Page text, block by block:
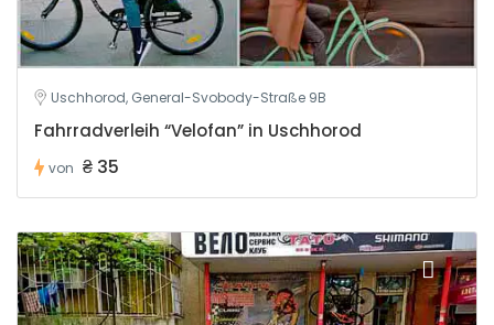
Uschhorod, General-Svobody-Straße 9B
Fahrradverleih “Velofan” in Uschhorod
von ₴ 35